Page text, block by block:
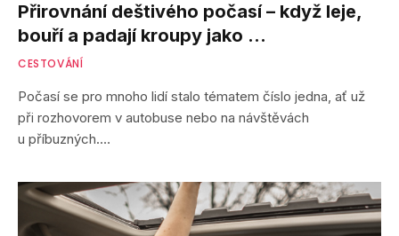
Přirovnání deštivého počasí – když leje,
bouří a padají kroupy jako …
CESTOVÁNÍ
Počasí se pro mnoho lidí stalo tématem číslo jedna, ať už
při rozhovorem v autobuse nebo na návštěvách
u příbuzných.…